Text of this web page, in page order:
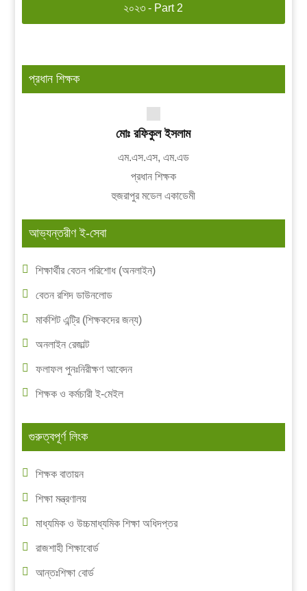
২০২৩ - Part 2
প্রধান শিক্ষক
মোঃ রফিকুল ইসলাম
এম.এস.এস, এম.এড
প্রধান শিক্ষক
হুজরাপুর মডেল একাডেমী
আভ্যন্তরীণ ই-সেবা
শিক্ষার্থীর বেতন পরিশোধ (অনলাইন)
বেতন রশিদ ডাউনলোড
মার্কশিট এন্ট্রি (শিক্ষকদের জন্য)
অনলাইন রেজাল্ট
ফলাফল পুনঃনিরীক্ষণ আবেদন
শিক্ষক ও কর্মচারী ই-মেইল
গুরুত্বপূর্ণ লিংক
শিক্ষক বাতায়ন
শিক্ষা মন্ত্রণালয়
মাধ্যমিক ও উচ্চমাধ্যমিক শিক্ষা অধিদপ্তর
রাজশাহী শিক্ষাবোর্ড
আন্তঃশিক্ষা বোর্ড